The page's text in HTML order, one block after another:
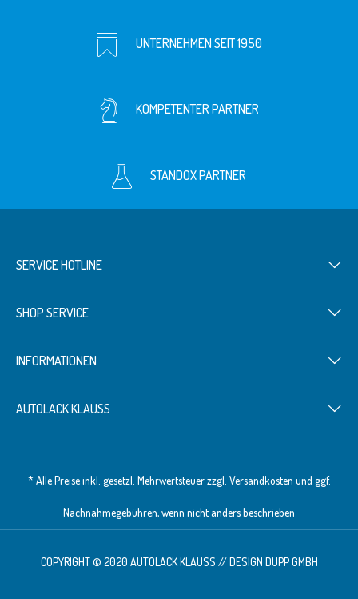
UNTERNEHMEN SEIT 1950
KOMPETENTER PARTNER
STANDOX PARTNER
SERVICE HOTLINE
SHOP SERVICE
INFORMATIONEN
AUTOLACK KLAUSS
* Alle Preise inkl. gesetzl. Mehrwertsteuer zzgl. Versandkosten und ggf.
Nachnahmegebühren, wenn nicht anders beschrieben
COPYRIGHT © 2020 AUTOLACK KLAUSS // DESIGN DUPP GMBH